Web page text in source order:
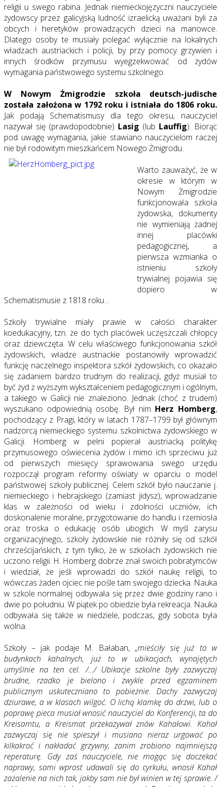
religii u swego rabina. Jednak niemieckojęzyczni nauczyciele
żydowscy przez galicyjską ludność izraelicką uważani byli za
obcych i heretyków prowadzących dzieci na manowce.
Dlatego osoby te musiały polegać wyłącznie na lokalnych
władzach austriackich i policji, by przy pomocy grzywien i
innych środków przymusu wyegzekwować od żydów
wymagania państwowego systemu szkolnego.
W Nowym Żmigrodzie szkoła deutsch-judische
została założona w 1792 roku i istniała do 1806 roku.
Jak podają Schematismusy dla tego okresu, nauczyciel
nazywał się (prawdopodobnie) Lasig (lub Lauffig). Biorąc
pod uwagę wymagania, jakie stawiano nauczycielom raczej
nie był rodowitym mieszkańcem Nowego Żmigrodu.
Warto zauważyć, że w
okresie w którym w
Nowym Żmigrodzie
funkcjonowała szkoła
żydowska, dokumenty
nie wymieniają żadnej
innej placówki
pedagogicznej, a
pierwsza wzmianka o
istnieniu szkoły
trywialnej pojawia się
dopiero w
Schematismusie z 1818 roku…
Szkoły trywialne miały prawie w całości charakter
koedukacyjny, tzn. że do tych placówek uczęszczali chłopcy
oraz dziewczęta. W celu właściwego funkcjonowania szkół
żydowskich, władze austriackie postanowiły wprowadzić
funkcję naczelnego inspektora szkół żydowskich, co okazało
się zadaniem bardzo trudnym do realizacji, gdyż musiał to
być żyd z wyższym wykształceniem pedagogicznym i ogólnym,
a takiego w Galicji nie znaleziono. Jednak (choć z trudem)
wyszukano odpowiednią osobę. Był nim Herz Homberg,
pochodzący z Pragi, który w latach 1787–1799 był głównym
nadzorcą niemieckiego systemu szkolnictwa żydowskiego w
Galicji. Homberg w pełni popierał austriacką politykę
przymusowego oświecenia żydów i mimo ich sprzeciwu już
od pierwszych miesięcy sprawowania swego urzędu
rozpoczął program reformy oświaty w oparciu o model
państwowej szkoły publicznej. Celem szkół było nauczanie j.
niemieckiego i hebrajskiego (zamiast jidysz), wprowadzanie
klas w zależności od wieku i zdolności uczniów, ich
doskonalenie moralne, przygotowanie do handlu i rzemiosła
oraz troska o edukację osób ubogich. W myśl zarysu
organizacyjnego, szkoły żydowskie nie różniły się od szkół
chrześcijańskich, z tym tylko, że w szkołach żydowskich nie
uczono religii. H. Homberg dobrze znał swoich pobratymców
i wiedział, że jeśli wprowadzi do szkół naukę religii, to
wówczas żaden ojciec nie pośle tam swojego dziecka. Nauka
w szkole normalnej odbywała się przez dwie godziny rano i
dwie po południu. W piątek po obiedzie była rekreacja. Nauka
odbywała się także w niedziele, podczas, gdy sobota była
wolna.
Szkoły – jak podaje M. Bałaban, „mieściły się już to w
budynkach kahalnych, już to w ubikacjach, wynajętych
umyślnie na ten cel. /…/ Ubikacje szkolne były zazwyczaj
brudne, rzadko je bielono i zwykle przed egzaminem
publicznym uskuteczniano to pobieżnie. Dachy zazwyczaj
dziurawe, a w klasach wilgoć. O lichą klamkę do drzwi, lub o
poprawę pieca musiał wnosić nauczyciel do Konferencji, ta do
Kreisamtu, a Kreismat przekazywał znów Kahałowi. Kahał
zazwyczaj się nie spieszył i musiano nieraz urgować po
kilkakroć i nakładać grzywny, zanim zrobiono najmniejszą
reperaturę. Gdy zaś nauczyciele, nie mogąc się doczekać
naprawy, sami wprost udawali się do cyrkułu, wnosił Kahał
zażalenie na nich tak, jakby sam nie był winien w tej sprawie. /